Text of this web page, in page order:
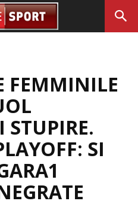
FEMMINILE
STUPIRE.
SI